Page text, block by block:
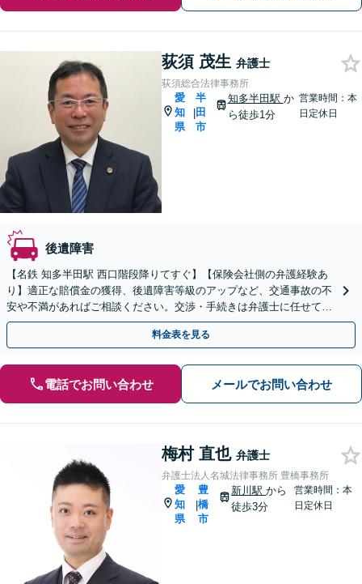
荻須 茂生 弁護士
荻須総合法律事務所
愛
知
県
|
半
田
市
知多半田駅 か
ら徒歩1分
営業時間：本
日定休日
後遺障害
【名鉄 知多半田駅 西口階段降りてすぐ】【保険会社側の弁護経験あ
り】適正な賠償金の獲得、後遺障害等級のアップなど、交通事故の不
安や不満があればご相談ください。交渉・手続きは弁護士に任せて、
治療にご専念を【初回相談30分無料】
料金表を見る
電話でお問い合わせ メールでお問い合わせ
梅村 直也 弁護士
弁護士法人名城法律事務所 豊橋事務所
愛
知
県
|
豊
橋
市
新川駅から
徒歩3分
営業時間：本
日定休日